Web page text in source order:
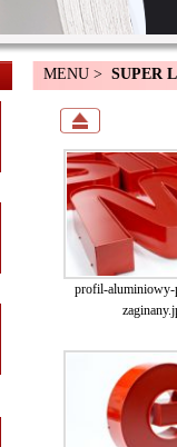
MENU > SUPER
profil-aluminiowy-